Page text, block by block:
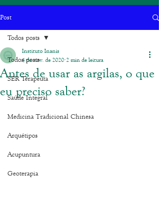
Post
Todos posts
SER Terapeuta
Saúde Integral
Medicina Tradicional Chinesa
Arquétipos
Acupuntura
Geoterapia
Todos posts
Antes de usar as argilas, o que
eu preciso saber?
Instituto Inanis
4 de nov. de 2020 2 min de leitura